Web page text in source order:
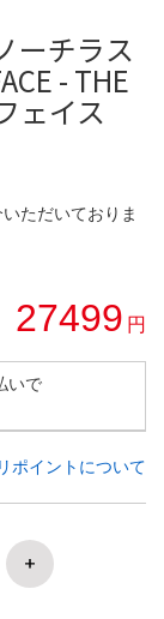
ーチラス
- THE
ェイス
ただいておりま
27499 円
いで
ポイントについて